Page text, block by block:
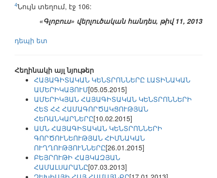
4Նույն տեղում, էջ 106:
«Գլոբուս» վերլուծական հանդես, թիվ 11, 2013
դեպի ետ
Հեղինակի այլ նյութեր
ՀԱՅԱԳԻՏԱԿԱՆ ԿԵՆՏՐՈՆՆԵՐԸ ԼԱՏԻՆԱԿԱՆ
ԱՄԵՐԻԿԱՅՈՒՄ[05.05.2015]
ԱՄԵՐԻԿՅԱՆ ՀԱՅԱԳԻՏԱԿԱՆ ԿԵՆՏՐՈՆՆԵՐԻ
ՀԵՏ ՀՀ ՀԱՄԱԳՈՐԾԱԿՑՈՒԹՅԱՆ
ՀԵՌԱՆԿԱՐՆԵՐԸ[10.02.2015]
ԱՄՆ ՀԱՅԱԳԻՏԱԿԱՆ ԿԵՆՏՐՈՆՆԵՐԻ
ԳՈՐԾՈՒՆԵՈՒԹՅԱՆ ՀԻՄՆԱԿԱՆ
ՈՒՂՂՈՒԹՅՈՒՆՆԵՐԸ[26.01.2015]
ԲԵՅՐՈՒԹԻ ՀԱՅԿԱԶՅԱՆ
ՀԱՄԱԼՍԱՐԱՆԸ[07.03.2013]